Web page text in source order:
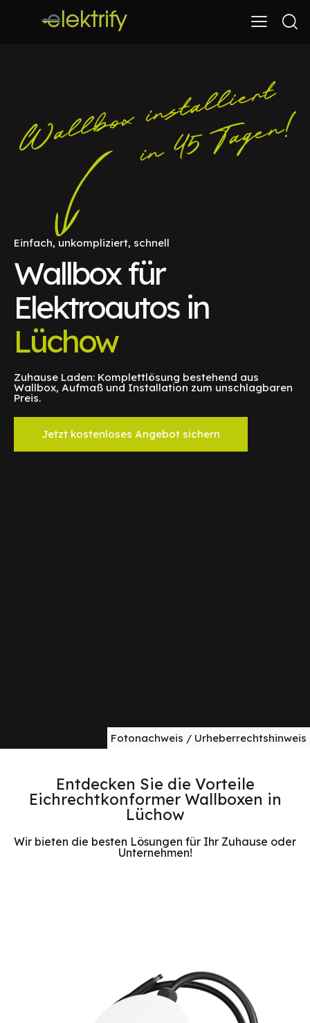
Einfach, unkompliziert, schnell
Wallbox für
Elektroautos in
Lüchow
Zuhause Laden: Komplettlösung bestehend aus
Wallbox, Aufmaß und Installation zum unschlagbaren
Preis.
Jetzt kostenloses Angebot sichern
Fotonachweis / Urheberrechtshinweis
Entdecken Sie die Vorteile
Eichrechtkonformer Wallboxen in
Lüchow
Wir bieten die besten Lösungen für Ihr Zuhause oder
Unternehmen!